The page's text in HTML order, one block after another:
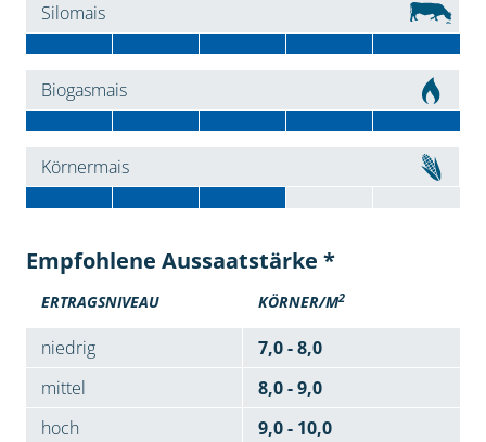
Silomais
Biogasmais
Körnermais
Empfohlene Aussaatstärke *
ERTRAGSNIVEAU KÖRNER/M2
niedrig
7,0 - 8,0
mittel
8,0 - 9,0
hoch
9,0 - 10,0